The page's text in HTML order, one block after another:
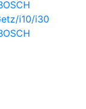
i10/i30